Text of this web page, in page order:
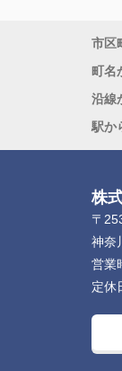
市区
町名
沿線
駅か
株
〒
神奈
営業
定休